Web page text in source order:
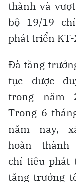
thành và
bộ 19/19
phát triển KT-
Đà tăng
tục được
trong năm
Trong 6
năm nay,
hoàn thành
chỉ tiêu phát
tăng trưởng